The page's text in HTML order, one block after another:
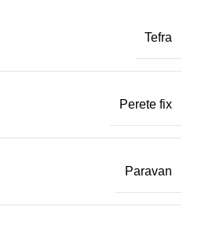
Tefra
Perete fix
Paravan